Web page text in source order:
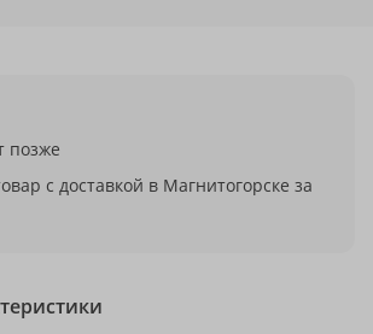
позже
с доставкой в Магнитогорске за